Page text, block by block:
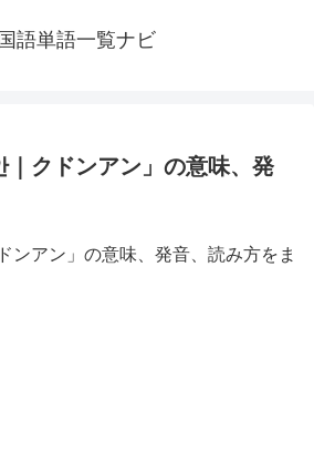
語単語一覧ナビ
｜クドンアン」の意味、発
ンアン」の意味、発音、読み方をま